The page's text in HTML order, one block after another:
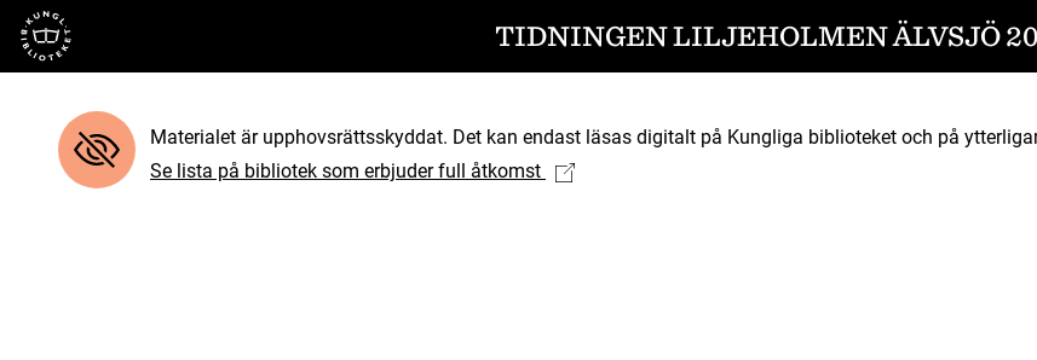
Till startsidan TIDNINGEN LILJEHOLMEN ÄLVSJÖ
Materialet är upphovsrättsskyddat. Det kan endast läsas digitalt på Kungliga biblioteket och på
Se lista på bibliotek som erbjuder full åtkomst